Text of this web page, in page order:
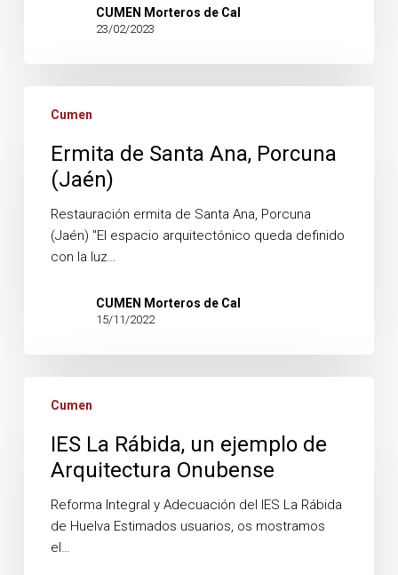
CUMEN Morteros de Cal
23/02/2023
Porcuna
Cumen
Ermita de Santa Ana, Porcuna
(Jaén)
Restauración ermita de Santa Ana, Porcuna
(Jaén) "El espacio arquitectónico queda definido
con la luz…
CUMEN Morteros de Cal
15/11/2022
ejemplo
Arquitectura
Onubense
Cumen
IES La Rábida, un ejemplo de
Arquitectura Onubense
Reforma Integral y Adecuación del IES La Rábida
de Huelva Estimados usuarios, os mostramos
el…